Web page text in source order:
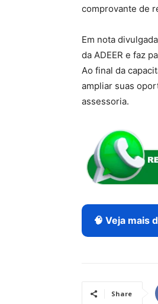
comprovante de
Em nota
da ADEER e faz
Ao final da
ampliar suas
assessoria.
🧠 Veja mais
Share